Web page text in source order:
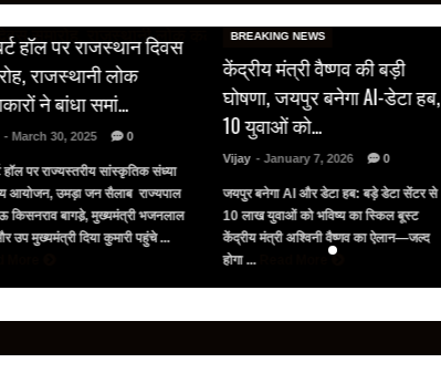
हॉल पर राजस्थान दिवस
राजस्थानी लोक
ने बांधा समां…
- March 30, 2025 0
हॉल पर राज्यस्तरीय सांस्कृतिक संध्या
आयोजन, उमड़ा जन सैलाब राज्यपाल
किसनराव बागडे़, मुख्यमंत्री भजनलाल
उप मुख्यमंत्री दिया कुमारी पहुंचे ...
BREAKING NEWS
केंद्रीय मंत्री वैष्णव की बड़ी
घोषणा, जयपुर बनेगा AI-डेटा हब,
10 युवाओं को…
Vijay - January 7, 2026 0
जयपुर बनेगा AI और डेटा हब: बड़े डेटा सेंटर से
10 लाख युवाओं को भविष्य का स्किल बूस्ट
केंद्रीय मंत्री अश्विनी वैष्णव का ऐलान—जल्द
होगा ...